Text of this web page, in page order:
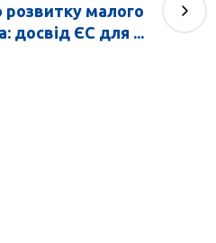
розвитку малого
досвід ЄС для ...